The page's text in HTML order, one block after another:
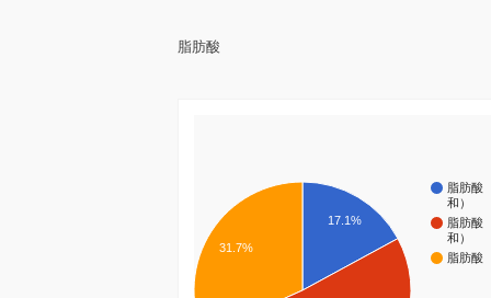
脂肪酸
脂肪酸
和）
脂肪酸
和）
脂肪酸
17.1%
31.7%